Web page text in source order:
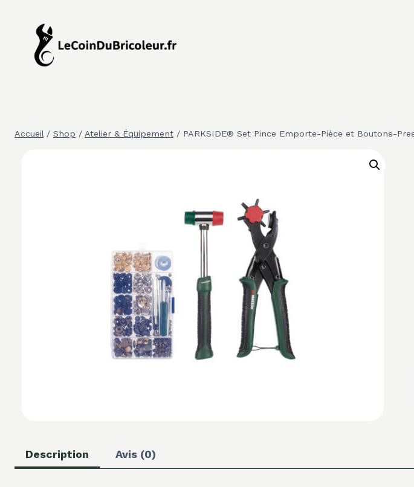
contenu
Accueil / Shop / Atelier & Équipement / PARKSIDE® Set Pince Emporte-Pièce et Boutons-
Description Avis (0)